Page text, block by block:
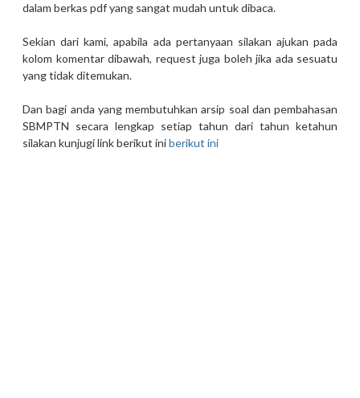
dalam berkas pdf yang sangat mudah untuk dibaca.
Sekian dari kami, apabila ada pertanyaan silakan ajukan pada
kolom komentar dibawah, request juga boleh jika ada sesuatu
yang tidak ditemukan.
Dan bagi anda yang membutuhkan arsip soal dan pembahasan
SBMPTN secara lengkap setiap tahun dari tahun ketahun
silakan kunjugi link berikut iniberikut ini